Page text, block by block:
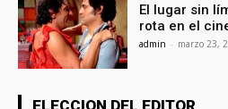
El lugar sin
rota en el
admin - marzo 23,